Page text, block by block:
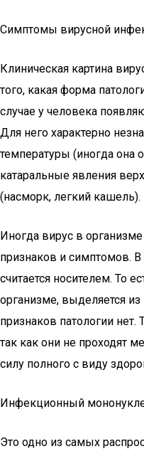
Симптомы вирусной
Клиническая картина
того, какая форма
случае у человека
Для него характерно
температуры (иногда она
катаральные явления
(насморк, легкий кашель).
Иногда вирус в
признаков и симптомов. В
считается носителем. То
организме, выделяется
признаков патологии
так как они не проходят
силу полного с виду
Инфекционный
Это одно из самых